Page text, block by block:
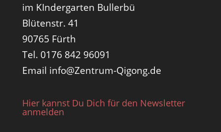
im KIndergarten Bullerbü
Blütenstr. 41
90765 Fürth
Tel. 0176 842 96091
Email info@Zentrum-Qigong.de
Hier kannst Du Dich für den Newsletter
anmelden